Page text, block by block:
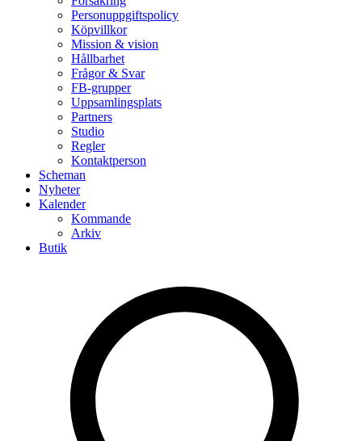
Personuppgiftspolicy
Köpvillkor
Mission & vision
Hållbarhet
Frågor & Svar
FB-grupper
Uppsamlingsplats
Partners
Studio
Regler
Kontaktperson
Scheman
Nyheter
Kalender
Kommande
Arkiv
Butik